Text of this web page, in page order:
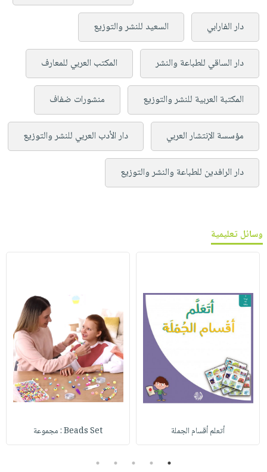
دار الفارابي السعيد للنشر والتوزيع
دار الساقي للطباعة والنشر المكتب العربي للمعارف
المكتبة العربية للنشر والتوزيع منشورات ضفاف
مؤسسة الإنتشار العربي دار الأدب العربي للنشر والتوزيع
دار الرافدين للطباعة والنشر والتوزيع
وسائل تعليمية
أتعلم أقسام الجملة Beads Set : مجموعة
1
2
3
4
5